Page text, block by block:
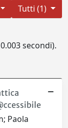
Tutti (1)
secondi).
Paola